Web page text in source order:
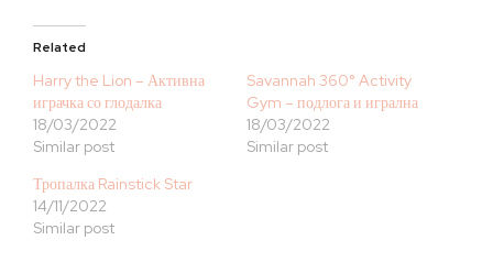
Related
Harry the Lion – Активна
играчка со глодалка
18/03/2022
Similar post
Savannah 360° Activity
Gym – подлога и игрална
18/03/2022
Similar post
Тропалка Rainstick Star
14/11/2022
Similar post